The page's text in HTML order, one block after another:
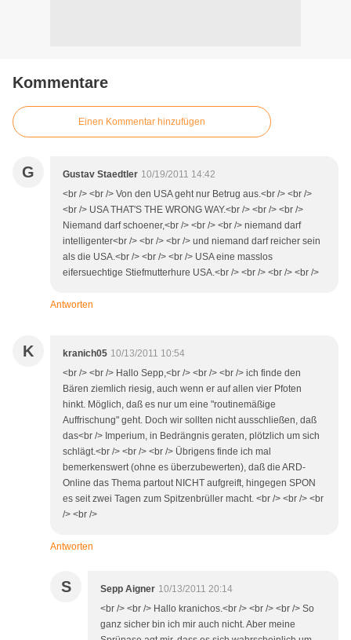
Kommentare
Einen Kommentar hinzufügen
G Gustav Staedtler 10/19/2011 14:42
<br /> <br /> Von den USA geht nur Betrug aus.<br /> <br />
<br /> USA THAT'S THE WRONG WAY.<br /> <br /> <br />
Niemand darf schoener,<br /> <br /> <br /> niemand darf
intelligenter<br /> <br /> <br /> und niemand darf reicher sein
als die USA.<br /> <br /> <br /> USA eine masslos
eifersuechtige Stiefmutterhure USA.<br /> <br /> <br /> <br />
Antworten
K kranich05 10/13/2011 10:54
<br /> <br /> Hallo Sepp,<br /> <br /> <br /> ich finde den
Bären ziemlich riesig, auch wenn er auf allen vier Pfoten
hinkt. Möglich, daß es nur um eine "routinemäßige
Auffrischung" geht. Doch wir sollten nicht ausschließen, daß
das<br /> Imperium, in Bedrängnis geraten, plötzlich um sich
schlägt.<br /> <br /> <br /> Übrigens finde ich mal
bemerkenswert (ohne es überzubewerten), daß die ARD-
Online das Thema partout NICHT aufgreift, hingegen SPON
es seit zwei Tagen zum Spitzenbrüller macht. <br /> <br /> <br
/> <br />
Antworten
S Sepp Aigner 10/13/2011 20:14
<br /> <br /> Hallo kranichos.<br /> <br /> <br /> So
ganz sicher bin ich mir auch nicht. Aber meine